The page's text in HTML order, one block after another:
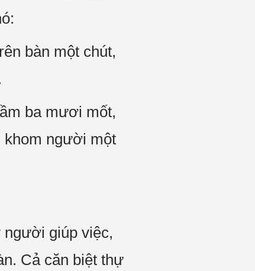
bàn một chút,
ba mươi mốt,
người một
người giúp việc,
Cả căn biệt thự